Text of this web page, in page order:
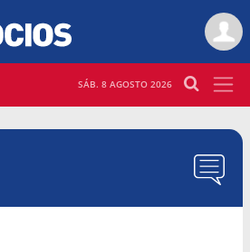
SÁB. 8 AGOSTO 2026